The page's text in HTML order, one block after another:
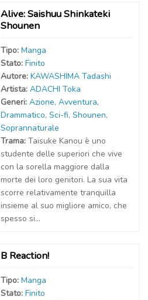
Alive: Saishuu Shinkateki
Shounen
Tipo: Manga
Stato: Finito
Autore: KAWASHIMA Tadashi
Artista: ADACHI Toka
Generi: Azione, Avventura,
Drammatico, Sci-fi, Shounen,
Soprannaturale
Trama: Taisuke Kanou è uno
studente delle superiori che vive
con la sorella maggiore dalla
morte dei loro genitori. La sua vita
scorre relativamente tranquilla
insieme al suo migliore amico, che
spesso si...
B Reaction!
Tipo: Manga
Stato: Finito